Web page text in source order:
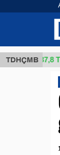
TDHÇMB
37,8 ТМТ